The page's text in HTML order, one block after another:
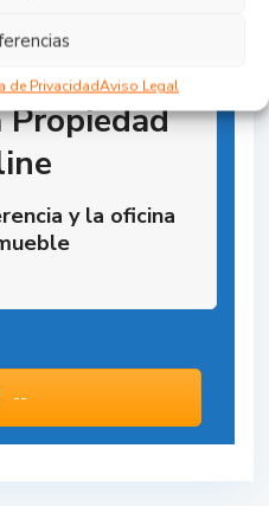
de PrivacidadAviso Legal
Propiedad
y la oficina
--